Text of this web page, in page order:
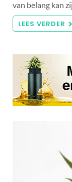
van belang kan
LEES VERDER